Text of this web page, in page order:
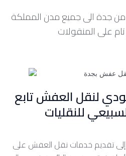
جدة الى جميع مدن المملكة
لنقل العفش تابع
للنقليات
تقديم خدمات نقل العفش على